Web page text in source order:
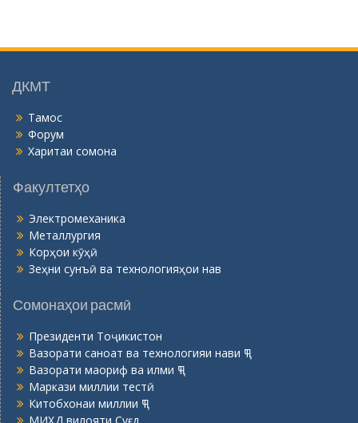
н
ДКМТ
Тамос
Форум
Харитаи сомона
Факултетҳо
Электромеханика
Металлургия
Корҳои кӯҳӣ
Зеҳни сунъӣ ва технологияҳои нав
Сомонаҳои расмӣ
Президенти Тоҷикистон
Вазорати саноат ва технологияи нави ҶТ
Вазорати маориф ва илми ҶТ
Маркази миллии тестӣ
Китобхонаи миллии ҶТ
МИҲД вилояти Суғд